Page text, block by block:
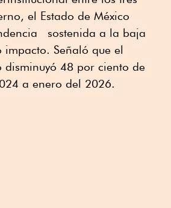
el Estado de México
sostenida a la baja
Señaló que el
disminuyó 48 por ciento de
a enero del 2026.